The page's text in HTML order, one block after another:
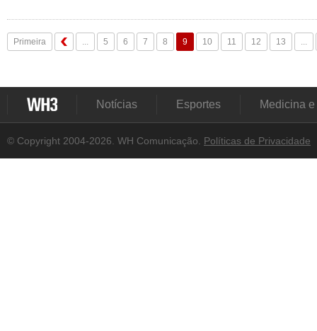
Primeira ... 5 6 7 8 9 10 11 12 13 ...
Notícias Esportes Medicina
© Copyright 2004-2026. WH Comunicação. Políticas de Privacidade